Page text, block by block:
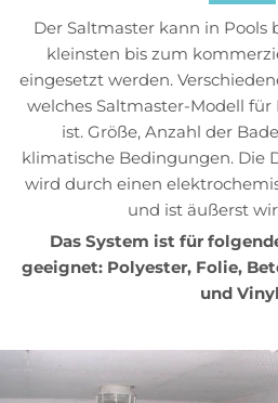
Der Saltmaster kann in Pools
kleinsten bis zum
eingesetzt werden.
welches Saltmaster-Modell
ist. Größe, Anzahl der
klimatische Bedingungen. Die
wird durch einen
und ist äußerst
Das System ist für
geeignet: Polyester, Folie,
und